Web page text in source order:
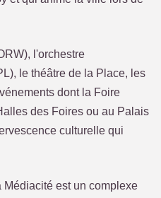
l'orchestre
le théâtre de la Place, les
dont la Foire
des Foires ou au Palais
culturelle qui
est un complexe